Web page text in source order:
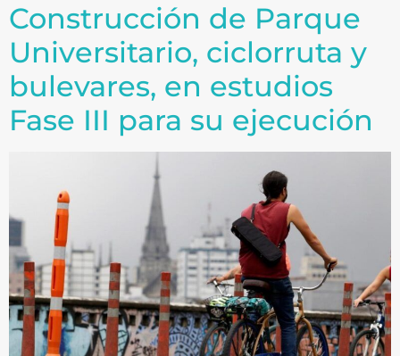
Construcción de Parque
Universitario, ciclorruta y
bulevares, en estudios
Fase III para su ejecución